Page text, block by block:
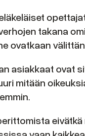
takana
ovatkaan
asiakkaat ovat
mitään